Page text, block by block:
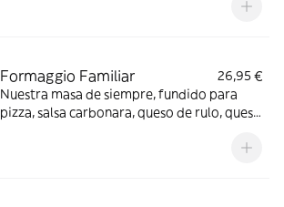
Formaggio Familiar
26,95 €
Nuestra masa de siempre, fundido para
pizza, salsa carbonara, queso de rulo, queso
cheddar, gouda, emmental , mozzarella y